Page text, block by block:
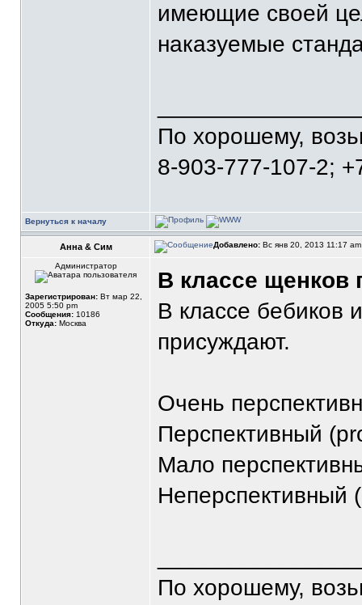
имеющие своей
наказуемые
По хорошему,
8-903-777-107-2;
Вернуться к началу
Анна & Сим Добавлено: Вс янв 20, 2013 11:17
Администратор
Зарегистрирован: Вт мар 22,
2005 5:50 pm
Сообщения: 10186
Откуда: Москва
В классе щенков
В классе бебиков
присуждают.
Очень
Перспективный
Мало
Неперспективный
По хорошему,